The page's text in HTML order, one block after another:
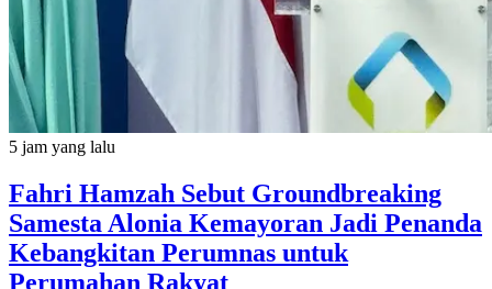
5 jam yang lalu
Fahri Hamzah Sebut Groundbreaking
Samesta Alonia Kemayoran Jadi Penanda
Kebangkitan Perumnas untuk
Perumahan Rakyat